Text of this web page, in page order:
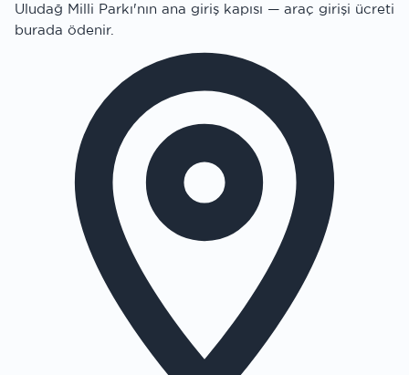
Uludağ Milli Parkı'nın ana giriş kapısı — araç girişi ücreti
burada ödenir.